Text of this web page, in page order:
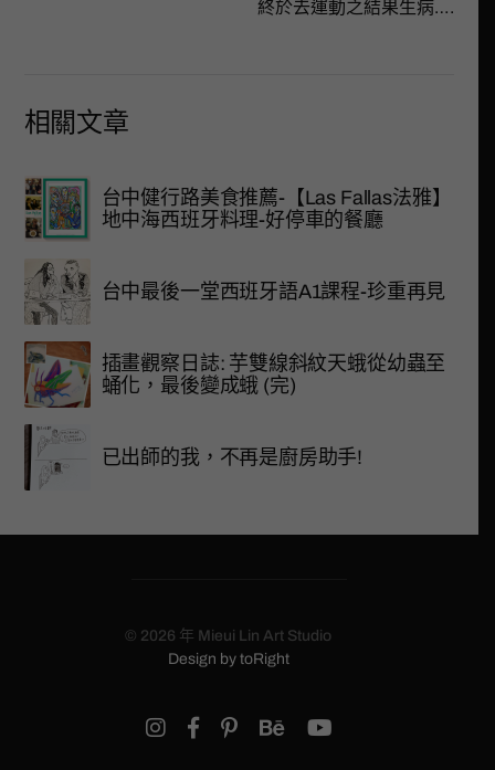
終於去運動之結果生病….
相關文章
台中健行路美食推薦-【Las Fallas法雅】
地中海西班牙料理-好停車的餐廳
台中最後一堂西班牙語A1課程-珍重再見
插畫觀察日誌: 芋雙線斜紋天蛾從幼蟲至
蛹化，最後變成蛾 (完)
已出師的我，不再是廚房助手!
© 2026 年 Mieui Lin Art Studio
Design by toRight